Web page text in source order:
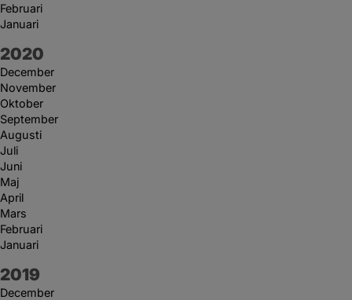
Februari
Januari
År:
2020
December
November
Oktober
September
Augusti
Juli
Juni
Maj
April
Mars
Februari
Januari
År:
2019
December